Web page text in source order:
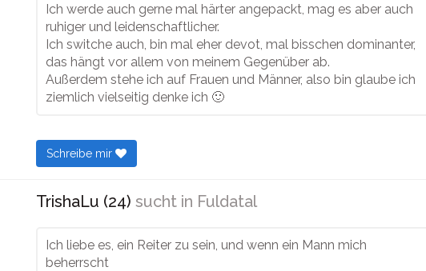
Ich werde auch gerne mal härter angepackt, mag es aber auch
ruhiger und leidenschaftlicher.
Ich switche auch, bin mal eher devot, mal bisschen dominanter,
das hängt vor allem von meinem Gegenüber ab.
Außerdem stehe ich auf Frauen und Männer, also bin glaube ich
ziemlich vielseitig denke ich 🙂
Schreibe mir
TrishaLu (24) sucht in Fuldatal
Ich liebe es, ein Reiter zu sein, und wenn ein Mann mich
beherrscht